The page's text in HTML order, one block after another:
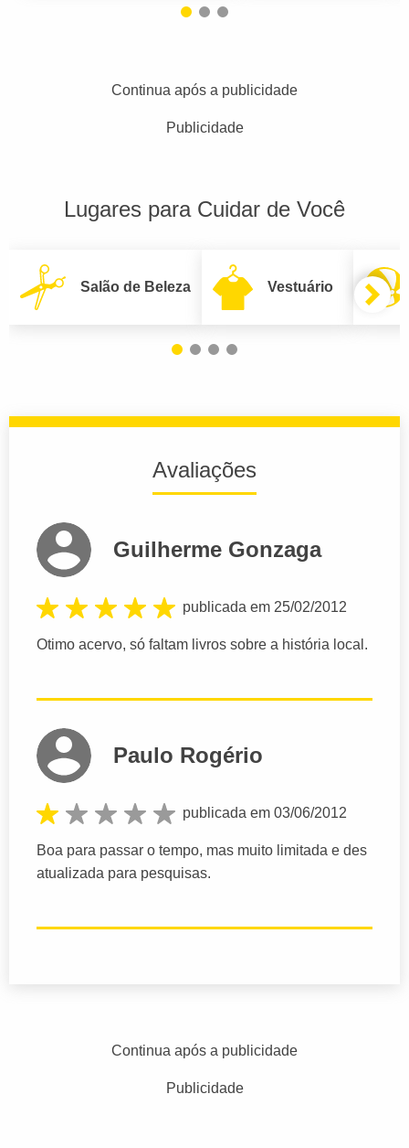
Continua após a publicidade
Publicidade
Lugares para Cuidar de Você
Salão de Beleza Vestuário
Avaliações
Guilherme Gonzaga
publicada em 25/02/2012
Otimo acervo, só faltam livros sobre a história local.
Paulo Rogério
publicada em 03/06/2012
Boa para passar o tempo, mas muito limitada e des
atualizada para pesquisas.
Continua após a publicidade
Publicidade